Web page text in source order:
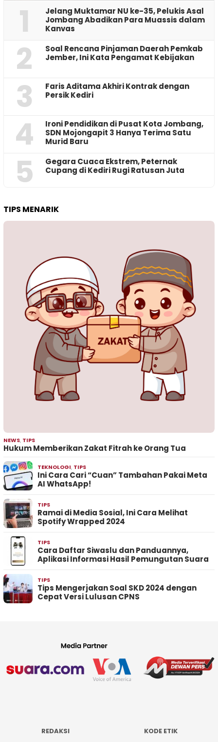
1
Jelang Muktamar NU ke-35, Pelukis Asal
Jombang Abadikan Para Muassis dalam
Kanvas
2
‎Soal Rencana Pinjaman Daerah Pemkab
Jember, Ini Kata Pengamat Kebijakan ‎
3
Faris Aditama Akhiri Kontrak dengan
Persik Kediri
4
Ironi Pendidikan di Pusat Kota Jombang,
SDN Mojongapit 3 Hanya Terima Satu
Murid Baru
5
‎Gegara Cuaca Ekstrem, Peternak
Cupang di Kediri Rugi Ratusan Juta
TIPS MENARIK
NEWS, TIPS
Hukum Memberikan Zakat Fitrah ke Orang Tua
TEKNOLOGI, TIPS
Ini Cara Cari “Cuan” Tambahan Pakai Meta
AI WhatsApp!
TIPS
Ramai di Media Sosial, Ini Cara Melihat
Spotify Wrapped 2024
TIPS
Cara Daftar Siwaslu dan Panduannya,
Aplikasi Informasi Hasil Pemungutan Suara
TIPS
Tips Mengerjakan Soal SKD 2024 dengan
Cepat Versi Lulusan CPNS
REDAKSI
KODE ETIK